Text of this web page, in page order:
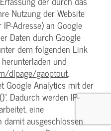
Nutzung der Website
Adresse) an Google
Daten durch Google
dem folgenden Link
und
dlpage/gaoptout.
Google Analytics mit der
Dadurch werden IP-
eine
damit ausgeschlossen